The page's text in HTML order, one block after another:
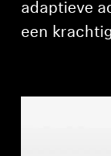
adaptieve
een